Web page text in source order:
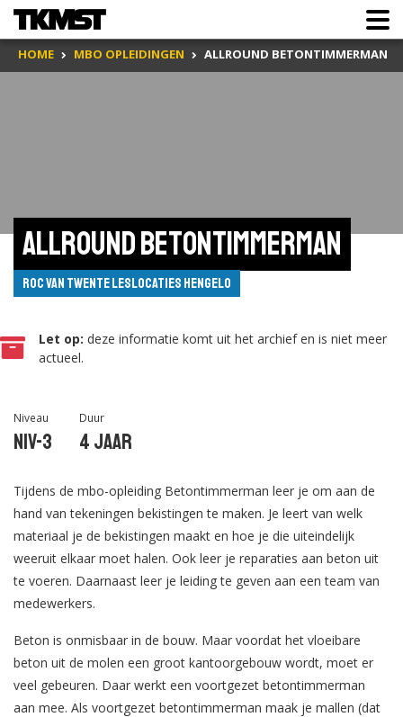
HOME MBO OPLEIDINGEN ALLROUND BETONTIMMERMAN
Allround betontimmerman
ROC van Twente leslocaties Hengelo
Let op: deze informatie komt uit het archief en is niet meer
actueel.
Niveau
Niv-3
Duur
4 jaar
Tijdens de mbo-opleiding Betontimmerman leer je om aan de
hand van tekeningen bekistingen te maken. Je leert van welk
materiaal je de bekistingen maakt en hoe je die uiteindelijk
weeruit elkaar moet halen. Ook leer je reparaties aan beton uit
te voeren. Daarnaast leer je leiding te geven aan een team van
medewerkers.
Beton is onmisbaar in de bouw. Maar voordat het vloeibare
beton uit de molen een groot kantoorgebouw wordt, moet er
veel gebeuren. Daar werkt een voortgezet betontimmerman
aan mee. Als voortgezet betontimmerman maak je mallen (dat